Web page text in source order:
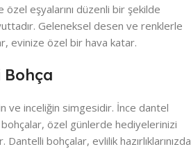
eşyalarını düzenli bir şekilde
Geleneksel desen ve renklerle
evinize özel bir hava katar.
Bohça
ve inceliğin simgesidir. İnce dantel
özel günlerde hediyelerinizi
bohçalar, evlilik hazırlıklarınızda